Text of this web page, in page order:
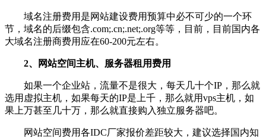
域名注册费用是网站建设费用预算中必不可少的一个环
节，域名的后缀包含.com;.cn;.net;.org等等，目前，目前国内各
大域名注册商费用应在60-200元左右。
2、网站空间主机、服务器租用费用
如果一个企业站，流量不是很大，每天几十个IP，那么就
选用虚拟主机，如果每天的IP是上千，那么就用vps主机，如
果上万甚至几十万，那么就直接购入独立服务器吧。
网站空间费用各IDC厂家报价差距较大，建议选择国内知